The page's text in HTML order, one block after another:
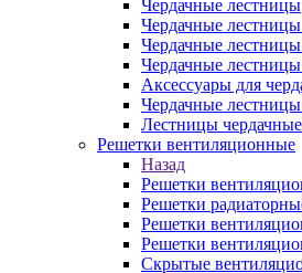
Чердачные лестницы
Чердачные
Чердачные
Чердачные
Аксессуары для
Чердачные
Лестницы
Решетки вентиляционные
Назад
Решетки
Решетки
Решетки
Решетки
Скрытые